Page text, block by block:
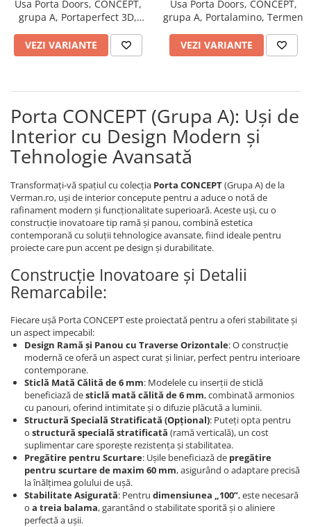
River 12 mm
Timeless 12mm
Woodstock 8mm
ADO Floor - SPC
Finsa - Laminat
Finfloor 12mm
Finfloor XL 10mm
Style 8mm
Supreme 8mm
Kaindl - Laminat
Kronotex - Laminat
Advanced 8 mm
Amazone 10 mm
Exquisit 8 mm
Herringbone 8 mm
Mammut 12 mm
Progress 10 mm
Robusto 12 mm
Usa Porta Doors, CONCEPT,
grupa A, Portaperfect 3D,
VEZI VARIANTE
Usa Porta Doors, CONCEPT,
grupa A, Portalamino, Termen
VEZI VARIANTE
Porta CONCEPT (Grupa A): Uși de
Interior cu Design Modern și
Tehnologie Avansată
Transformați-vă spațiul cu colecția Porta CONCEPT(Grupa A) de la
Verman.ro, uși de interior concepute pentru a aduce o notă de
rafinament modern și funcționalitate superioară. Aceste uși, cu o
construcție inovatoare tip ramă și panou, combină estetica
contemporană cu soluții tehnologice avansate, fiind ideale pentru
proiecte care pun accent pe design și durabilitate.
Construcție Inovatoare și Detalii
Remarcabile:
Fiecare ușă Porta CONCEPT este proiectată pentru a oferi stabilitate și
un aspect impecabil:
Design Ramă și Panou cu Traverse Orizontale: O construcție
modernă ce oferă un aspect curat și liniar, perfect pentru interioare
contemporane.
Sticlă Mată Călită de 6 mm: Modelele cu inserții de sticlă
beneficiază desticlă mată călită de 6 mm, combinată armonios
cu panouri, oferind intimitate și o difuzie plăcută a luminii.
Structură Specială Stratificată (Opțional): Puteți opta pentru
o structură specială stratificată (ramă verticală), un cost
suplimentar care sporește rezistența și stabilitatea.
Pregătire pentru Scurtare: Ușile beneficiază de pregătire
pentru scurtare de maxim 60 mm, asigurând o adaptare precisă
la înălțimea golului de ușă.
Stabilitate Asigurată: Pentru dimensiunea „100”, este necesară
o a treia balama, garantând o stabilitate sporită și o aliniere
perfectă a ușii.